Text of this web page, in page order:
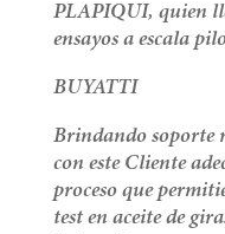
PLAPIQUI, quien
ensayos a escala
BUYATTI
Brindando soporte
con este Cliente
proceso que
test en aceite de